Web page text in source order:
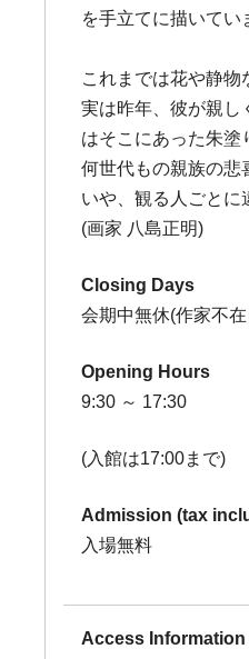
を手立てに描いてい
これまでは花や静物
実は昨年、彼が親し
はそこにあった朱塗
何世代もの親族の悲
いや、観る人ごとに
(画家 八島正明)
Closing Days
会期中無休(作家不
Opening Hours
9:30 ～ 17:30
(入館は17:00まで)
Admission (tax
入場無料
Access Information